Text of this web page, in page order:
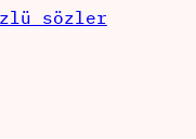
sözler